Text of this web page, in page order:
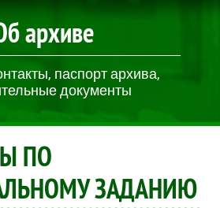
архиве
паспорт архива,
документы
ПО
ЗАДАНИЮ